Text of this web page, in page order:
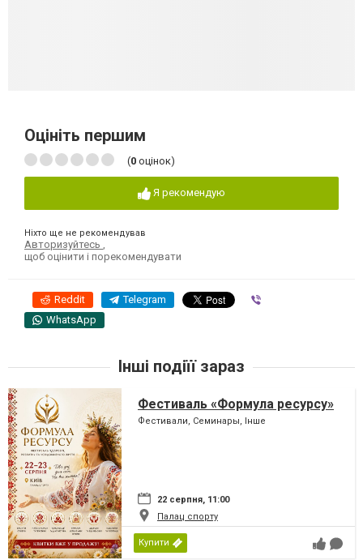
Оцініть першим
(0 оцінок)
Я рекомендую
Ніхто ще не рекомендував
Авторизуйтесь
щоб оцінити і порекомендувати
Reddit Telegram
WhatsApp
Інші подіїї зараз
Фестиваль «Формула ресурсу»
Фестивали, Семинары, Інше
22 серпня, 11:00
Палац спорту
Купити